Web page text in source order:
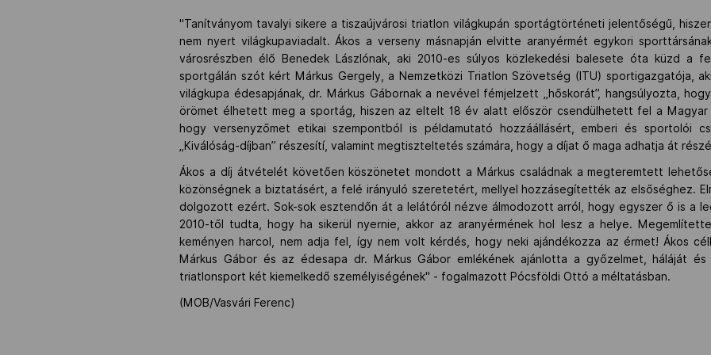
"Tanítványom tavalyi sikere a tiszaújvárosi triatlon világkupán sportágtörténeti jelentőségű,
nem nyert világkupaviadalt. Ákos a verseny másnapján elvitte aranyérmét egykori
városrészben élő Benedek Lászlónak, aki 2010-es súlyos közlekedési balesete óta küzd a
sportgálán szót kért Márkus Gergely, a Nemzetközi Triatlon Szövetség (ITU) sportigazgatója,
világkupa édesapjának, dr. Márkus Gábornak a nevével fémjelzett „hőskorát”, hangsúlyozta,
örömet élhetett meg a sportág, hiszen az eltelt 18 év alatt először csendülhetett fel a Magyar
hogy versenyzőmet etikai szempontból is példamutató hozzáállásért, emberi és sportolói
„Kiválóság-díjban” részesítí, valamint megtiszteltetés számára, hogy a díjat ő maga adhatja át
Ákos a díj átvételét követően köszönetet mondott a Márkus családnak a megteremtett
közönségnek a biztatásért, a felé irányuló szeretetért, mellyel hozzásegítették az elsőséghez.
dolgozott ezért. Sok-sok esztendőn át a lelátóról nézve álmodozott arról, hogy egyszer ő is a
2010-től tudta, hogy ha sikerül nyernie, akkor az aranyérmének hol lesz a helye.
keményen harcol, nem adja fel, így nem volt kérdés, hogy neki ajándékozza az érmet! Ákos
Márkus Gábor és az édesapa dr. Márkus Gábor emlékének ajánlotta a győzelmet, háláját
triatlonsport két kiemelkedő személyiségének" - fogalmazott Pócsföldi Ottó a méltatásban.
(MOB/Vasvári Ferenc)